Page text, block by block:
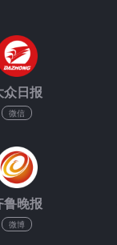
众日报
微信
鲁晚报
微博